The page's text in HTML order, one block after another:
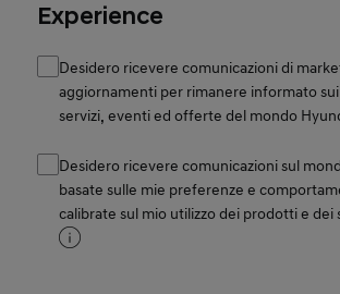
Experience
Desidero ricevere comunicazioni di
aggiornamenti per rimanere informato
servizi, eventi ed offerte del mondo
Desidero ricevere comunicazioni sul
basate sulle mie preferenze e
calibrate sul mio utilizzo dei prodotti e dei